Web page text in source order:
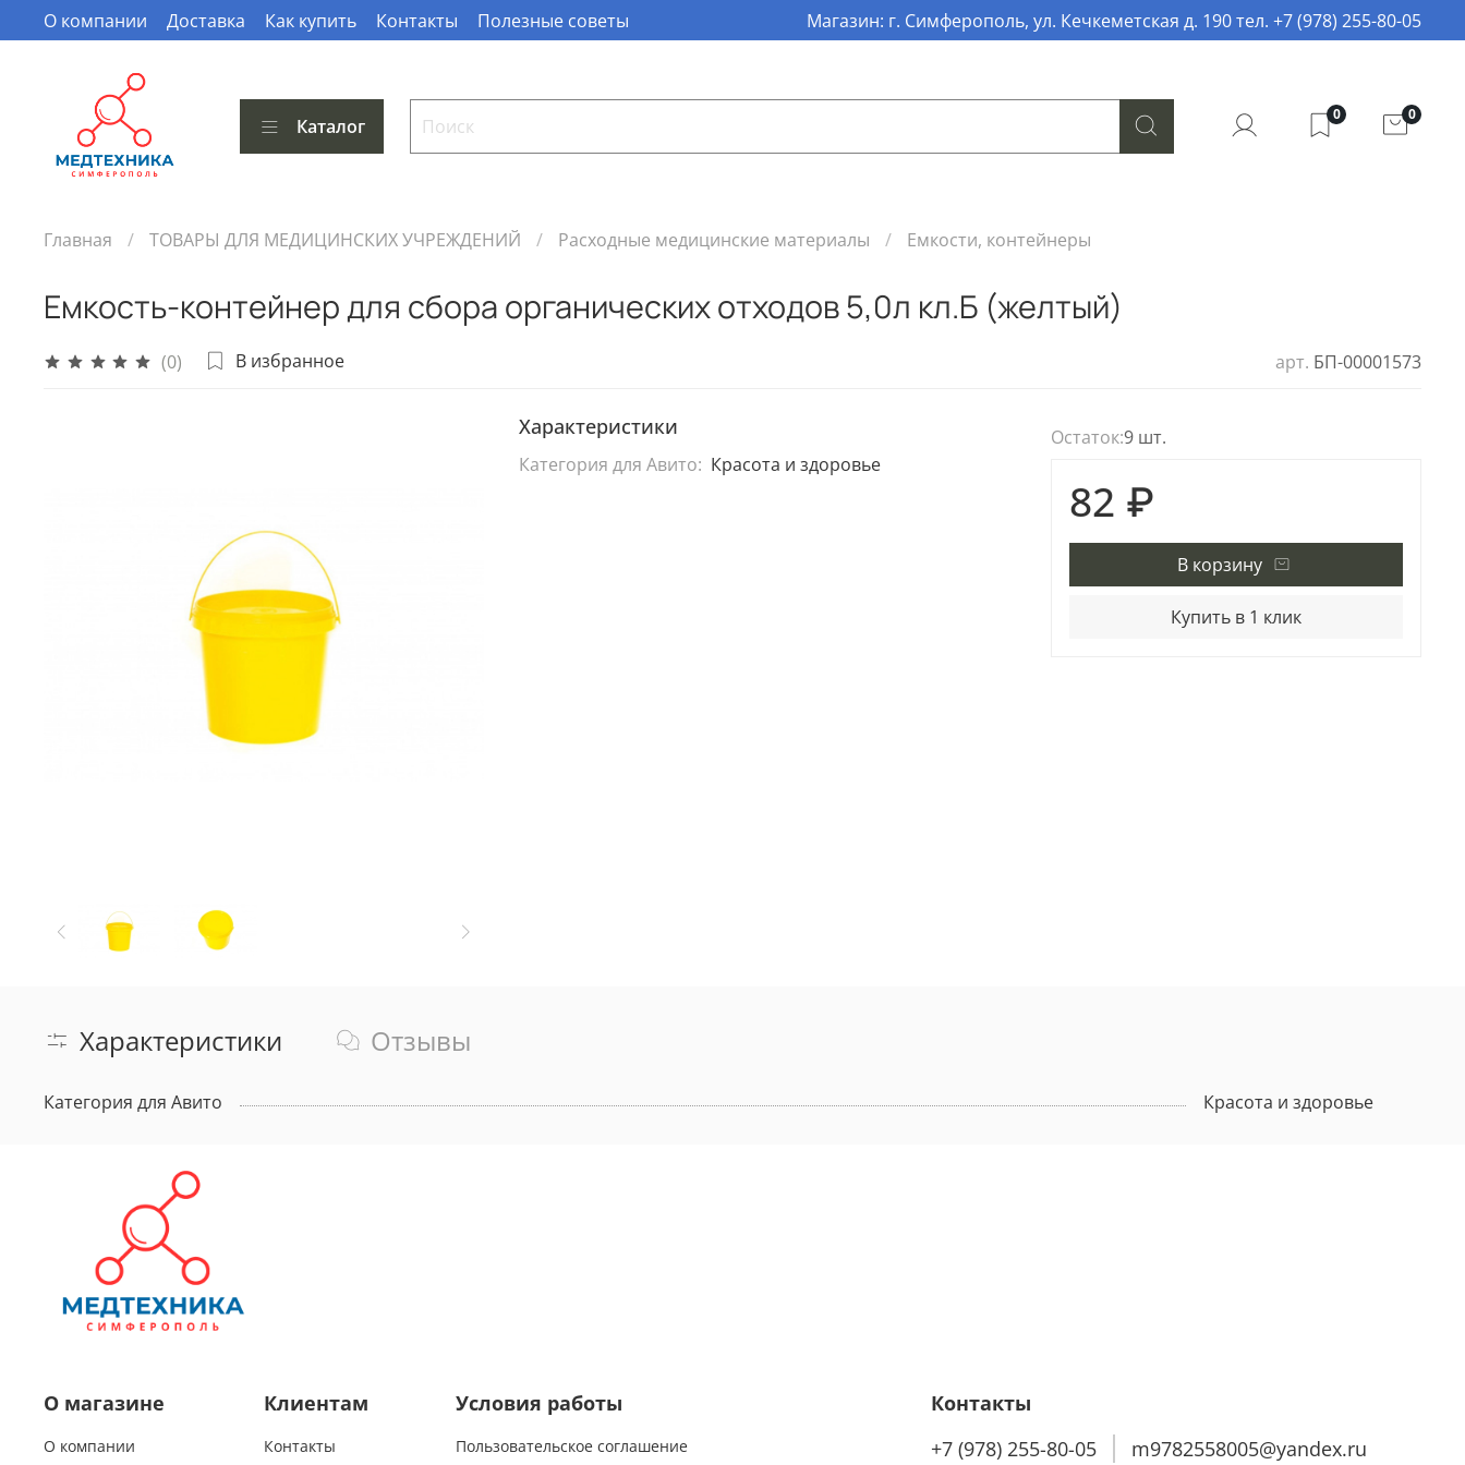
О компании Доставка Как купить Контакты Полезные советы Магазин: г. Симферополь, ул. Кечкеметская д. 190 тел. +7 (978) 255-80-05
Каталог
0 0
Главная ТОВАРЫ ДЛЯ МЕДИЦИНСКИХ УЧРЕЖДЕНИЙ Расходные медицинские материалы Емкости, контейнеры
Емкость-контейнер для сбора органических отходов 5,0л кл.Б (желтый)
(0) В избранное арт. БП-00001573
Характеристики
Категория для Авито: Красота и здоровье
Остаток:9 шт.
82 ₽
В корзину
Купить в 1 клик
Характеристики Отзывы
Категория для Авито Красота и здоровье
О магазине
О компании
Клиентам
Контакты
Условия работы
Пользовательское соглашение
Контакты
+7 (978) 255-80-05
m9782558005@yandex.ru